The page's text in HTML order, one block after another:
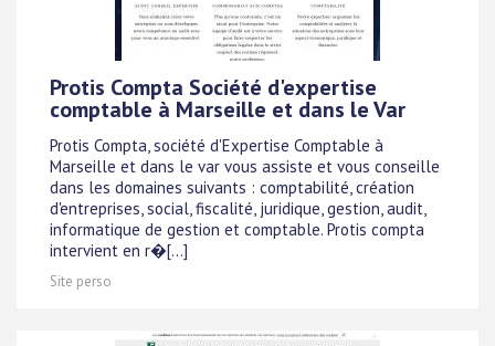
Protis Compta Société d'expertise
comptable à Marseille et dans le Var
Protis Compta, société d'Expertise Comptable à
Marseille et dans le var vous assiste et vous conseille
dans les domaines suivants : comptabilité, création
d'entreprises, social, fiscalité, juridique, gestion, audit,
informatique de gestion et comptable. Protis compta
intervient en r�[...]
Site perso